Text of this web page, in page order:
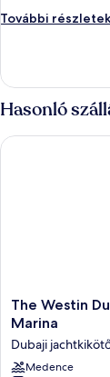
1További részletek
Superior
ágy
részletei
Hasonló
The
Westin
Mina
Seyahi
The Westin
Marina
Dubaji
Medence
The Westin